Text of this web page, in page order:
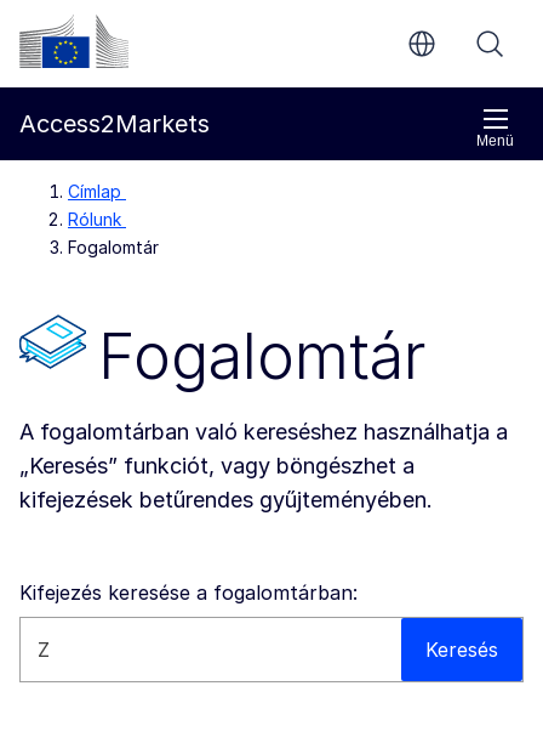
Ugrás a fő tartalomra
Európai Bizottság
Menü
Access2Markets
Címlap
Rólunk
Fogalomtár
Fogalomtár
A fogalomtárban való kereséshez használhatja a
„Keresés” funkciót, vagy böngészhet a
kifejezések betűrendes gyűjteményében.
Kifejezés keresése a fogalomtárban:
Keresés ezen a webhelyen Keresés